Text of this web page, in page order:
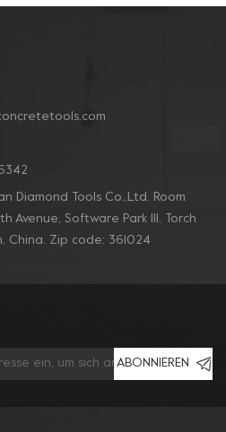
Diamond Tools Co.,Ltd. Room
Avenue, Software Park Ill, Torch
China. Zip code: 361024
ABONNIEREN